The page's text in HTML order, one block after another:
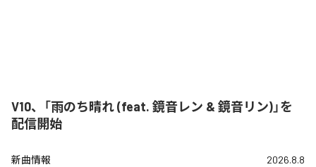
V10、「雨のち晴れ (feat. 鏡音レン & 鏡音リン)」を
配信開始
新曲情報 2026.8.8